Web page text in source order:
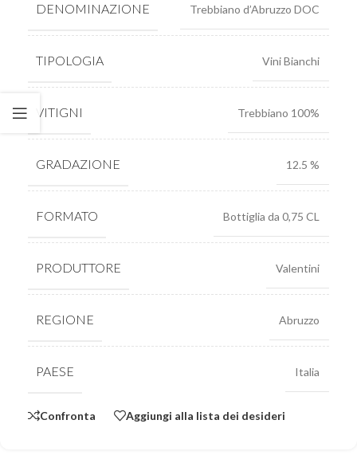
DENOMINAZIONE Trebbiano d’Abruzzo DOC
TIPOLOGIA Vini Bianchi
VITIGNI Trebbiano 100%
GRADAZIONE 12.5 %
FORMATO Bottiglia da 0,75 CL
PRODUTTORE Valentini
REGIONE Abruzzo
PAESE Italia
Confronta Aggiungi alla lista dei desideri